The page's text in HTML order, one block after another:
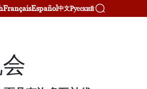
FrançaisEspañol中文Русский